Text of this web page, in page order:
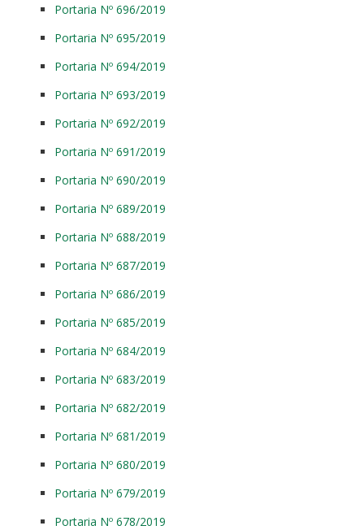
Portaria Nº 696/2019
Portaria Nº 695/2019
Portaria Nº 694/2019
Portaria Nº 693/2019
Portaria Nº 692/2019
Portaria Nº 691/2019
Portaria Nº 690/2019
Portaria Nº 689/2019
Portaria Nº 688/2019
Portaria Nº 687/2019
Portaria Nº 686/2019
Portaria Nº 685/2019
Portaria Nº 684/2019
Portaria Nº 683/2019
Portaria Nº 682/2019
Portaria Nº 681/2019
Portaria Nº 680/2019
Portaria Nº 679/2019
Portaria Nº 678/2019